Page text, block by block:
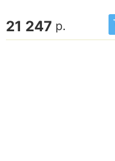
21 247 р.